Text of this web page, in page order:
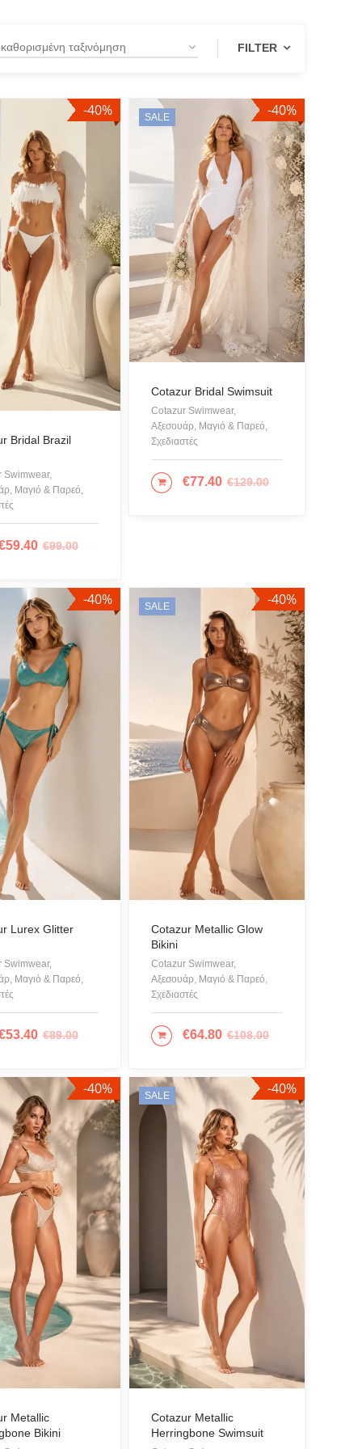
FILTER
-40%
Bridal Brazil
Swimwear,
Μαγιό & Παρεό,
€99.00
59.40
SALE -40%
Cotazur Bridal Swimsuit
Cotazur Swimwear,
Αξεσουάρ, Μαγιό & Παρεό,
Σχεδιαστές
€129.00
€77.40
ΕΠΙΛΟΓΉ
-40%
Lurex Glitter
Swimwear,
Μαγιό & Παρεό,
€89.00
53.40
SALE -40%
Cotazur Metallic Glow
Bikini
Cotazur Swimwear,
Αξεσουάρ, Μαγιό & Παρεό,
Σχεδιαστές
€108.00
€64.80
ΕΠΙΛΟΓΉ
-40%
Metallic
Bikini
SALE -40%
Cotazur Metallic
Herringbone Swimsuit